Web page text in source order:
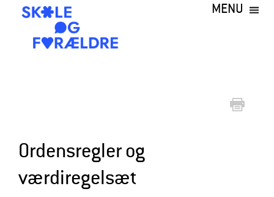
hovedindhold
e
g
MENU
Ordensregler og
værdiregelsæt